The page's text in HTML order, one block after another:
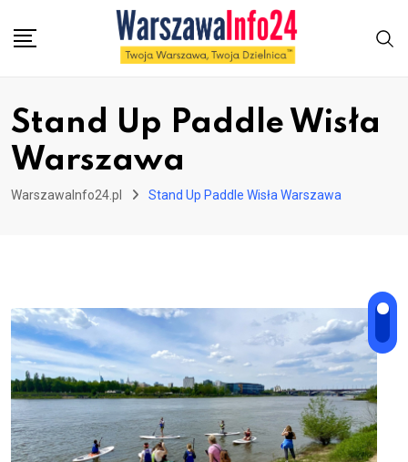
Stand Up Paddle Wisła
Warszawa
WarszawaInfo24.pl Stand Up Paddle Wisła Warszawa